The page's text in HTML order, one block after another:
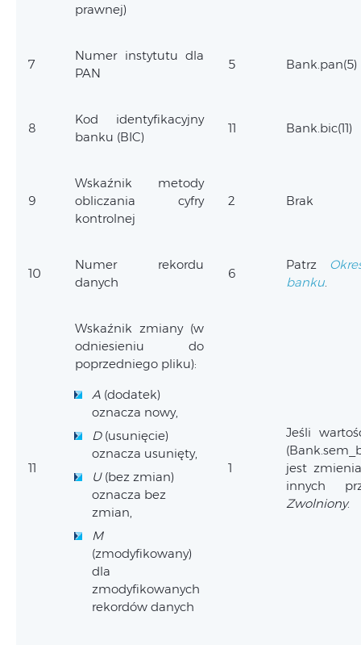
prawnej)
7
Numer instytutu dla
PAN
5 Bank.pan(5)
8
Kod identyfikacyjny
banku (BIC)
11 Bank.bic(11)
9
Wskaźnik metody
obliczania cyfry
kontrolnej
2 Brak
10
Numer rekordu
danych
6
Patrz
banku.
11
Wskaźnik zmiany (w
odniesieniu do
poprzedniego pliku):
A (dodatek)
oznacza nowy,
D(usunięcie)
oznacza usunięty,
U(bez zmian)
oznacza bez
zmian,
M
(zmodyfikowany)
dla
zmodyfikowanych
rekordów danych
1
Jeśli
jest
innych
Zwolniony.